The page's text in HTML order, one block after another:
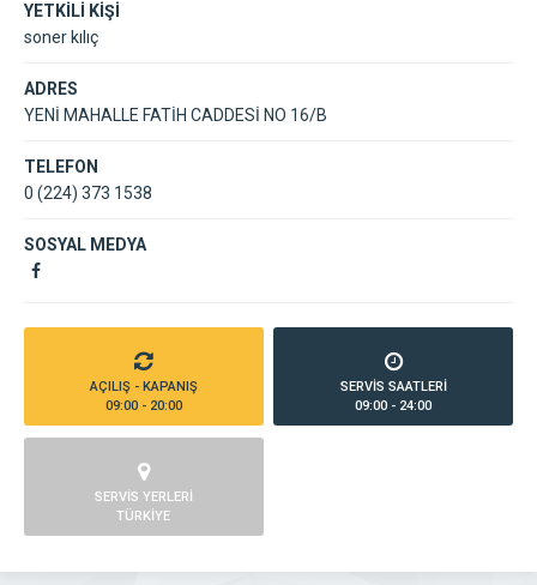
YETKİLİ KİŞİ
soner kılıç
ADRES
YENİ MAHALLE FATİH CADDESİ NO 16/B
TELEFON
0 (224) 373 1538
SOSYAL MEDYA
AÇILIŞ - KAPANIŞ
09:00 - 20:00
SERVİS SAATLERİ
09:00 - 24:00
SERVİS YERLERİ
TÜRKİYE